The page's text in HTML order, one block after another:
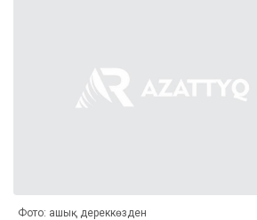
Фото: ашық дереккөзден